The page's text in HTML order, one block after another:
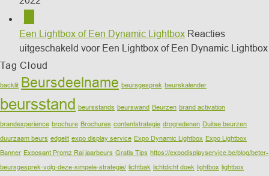
Een Lightbox of Een Dynamic Lightbox Reacties
uitgeschakeld voor Een Lightbox of Een Dynamic Lightbox
Tag Cloud
backlit Beursdeelname beursgesprek beurskalender
beursstand beursstands beurswand Beurzen brand activation
brandexperience brochure Brochures contentstrategie drogredenen Duitse beurzen
duurzaam beurs edgelit expo display service Expo Dynamic Lightbox Expo Lightbox
Banner Exposant Promz Rai jaarbeurs Gratis Tips https://expodisplayservice.be/blog/beter-
beursgesprek-volg-deze-simpele-strategie/ lichtbak lichtdicht doek lightbox lightbox